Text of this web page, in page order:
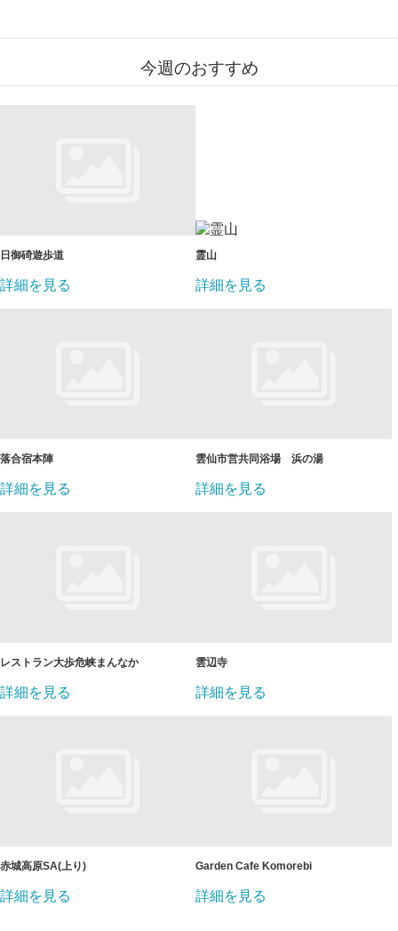
今週のおすすめ
日御碕遊歩道
詳細を見る
霊山
詳細を見る
落合宿本陣
詳細を見る
雲仙市営共同浴場 浜の湯
詳細を見る
レストラン大歩危峡まんなか
詳細を見る
雲辺寺
詳細を見る
赤城高原SA(上り)
詳細を見る
Garden Cafe Komorebi
詳細を見る